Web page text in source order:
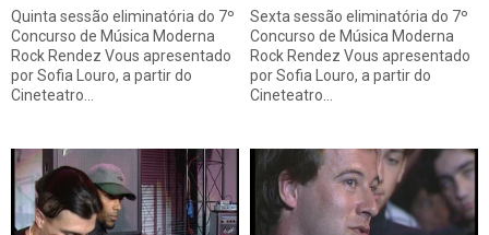
Quinta sessão eliminatória do 7º
Concurso de Música Moderna
Rock Rendez Vous apresentado
por Sofia Louro, a partir do
Cineteatro…
Sexta sessão eliminatória do 7º
Concurso de Música Moderna
Rock Rendez Vous apresentado
por Sofia Louro, a partir do
Cineteatro…